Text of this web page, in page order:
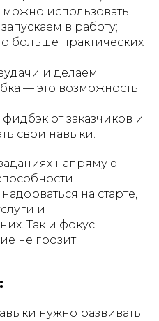
использовать
в работу;
больше практических
и делаем
— это возможность
от заказчиков и
свои навыки.
напрямую
на старте,
и
Так и фокус
не грозит.
нужно развивать